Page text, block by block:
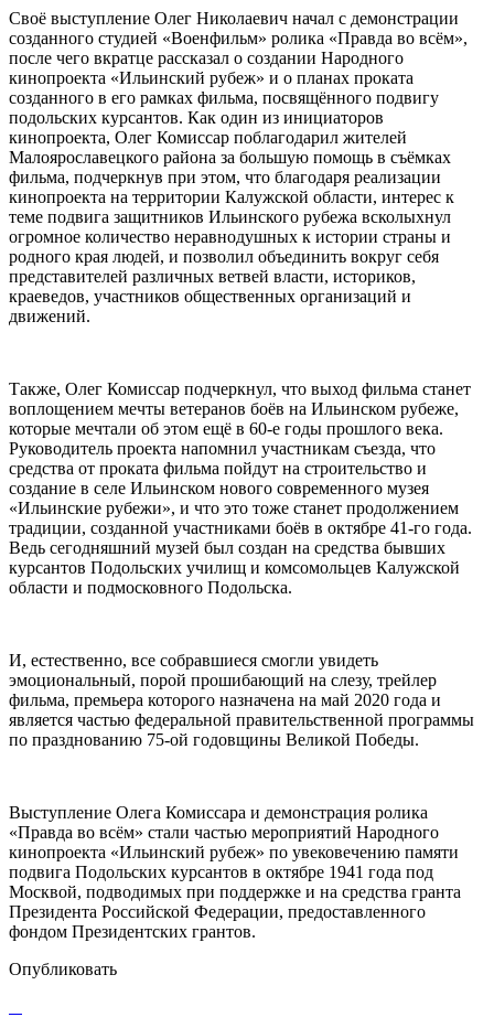
Своё выступление Олег Николаевич начал с демонстрации
созданного студией «Военфильм» ролика «Правда во всём»,
после чего вкратце рассказал о создании Народного
кинопроекта «Ильинский рубеж» и о планах проката
созданного в его рамках фильма, посвящённого подвигу
подольских курсантов. Как один из инициаторов
кинопроекта, Олег Комиссар поблагодарил жителей
Малоярославецкого района за большую помощь в съёмках
фильма, подчеркнув при этом, что благодаря реализации
кинопроекта на территории Калужской области, интерес к
теме подвига защитников Ильинского рубежа всколыхнул
огромное количество неравнодушных к истории страны и
родного края людей, и позволил объединить вокруг себя
представителей различных ветвей власти, историков,
краеведов, участников общественных организаций и
движений.
Также, Олег Комиссар подчеркнул, что выход фильма станет
воплощением мечты ветеранов боёв на Ильинском рубеже,
которые мечтали об этом ещё в 60-е годы прошлого века.
Руководитель проекта напомнил участникам съезда, что
средства от проката фильма пойдут на строительство и
создание в селе Ильинском нового современного музея
«Ильинские рубежи», и что это тоже станет продолжением
традиции, созданной участниками боёв в октябре 41-го года.
Ведь сегодняшний музей был создан на средства бывших
курсантов Подольских училищ и комсомольцев Калужской
области и подмосковного Подольска.
И, естественно, все собравшиеся смогли увидеть
эмоциональный, порой прошибающий на слезу, трейлер
фильма, премьера которого назначена на май 2020 года и
является частью федеральной правительственной программы
по празднованию 75-ой годовщины Великой Победы.
Выступление Олега Комиссара и демонстрация ролика
«Правда во всём» стали частью мероприятий Народного
кинопроекта «Ильинский рубеж» по увековечению памяти
подвига Подольских курсантов в октябре 1941 года под
Москвой, подводимых при поддержке и на средства гранта
Президента Российской Федерации, предоставленного
фондом Президентских грантов.
Опубликовать